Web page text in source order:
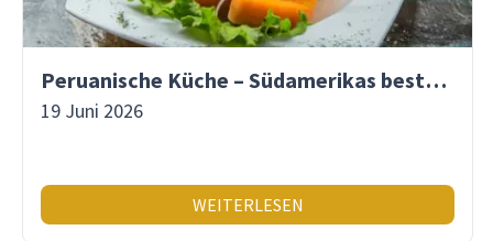
Peruanische Küche – Südamerikas beste Gastronomie
19 Juni 2026
WEITERLESEN